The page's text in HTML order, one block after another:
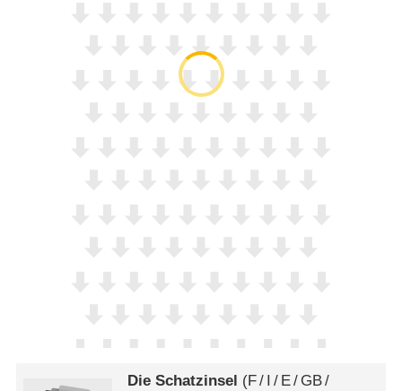
Die Schatzinsel (F/ / E/ GB/